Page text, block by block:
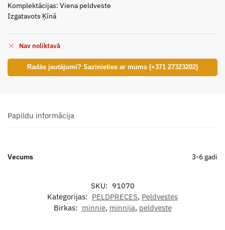
Komplektācijas: Viena peldveste
Izgatavots Ķīnā
Nav noliktavā
Radās jautājumi? Sazinieties ar mums (+371 27323202)
Papildu informācija
Vecums 3-6 gadi
SKU: 91070
Kategorijas: PELDPRECES, Peldvestes
Birkas: minnie, minnija, peldveste